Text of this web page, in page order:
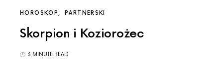
HOROSKOP PARTNERSKI
Skorpion i Koziorożec
3 MINUTE READ